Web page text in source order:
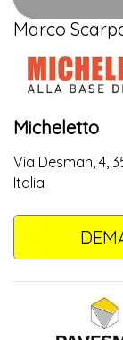
Marco
Micheletto
Via Desman, 4,
Italia